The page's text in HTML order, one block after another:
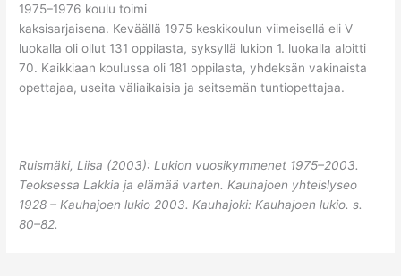
1975–1976 koulu toimi
kaksisarjaisena. Keväällä 1975 keskikoulun viimeisellä eli V
luokalla oli ollut 131 oppilasta, syksyllä lukion 1. luokalla aloitti
70. Kaikkiaan koulussa oli 181 oppilasta, yhdeksän vakinaista
opettajaa, useita väliaikaisia ja seitsemän tuntiopettajaa.
Ruismäki, Liisa (2003): Lukion vuosikymmenet 1975–2003.
Teoksessa Lakkia ja elämää varten. Kauhajoen yhteislyseo
1928 – Kauhajoen lukio 2003. Kauhajoki: Kauhajoen lukio. s.
80–82.